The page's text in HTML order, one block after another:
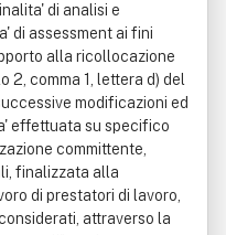
di analisi e
di assessment ai fini
alla ricollocazione
2, comma 1, lettera d) del
modificazioni ed
effettuata su specifico
committente,
finalizzata alla
di prestatori di lavoro,
attraverso la